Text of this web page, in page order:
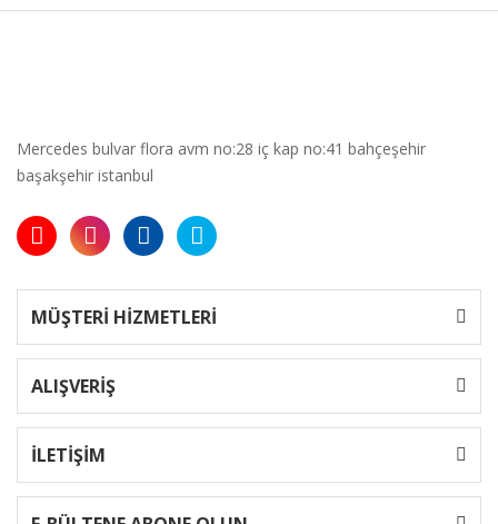
Mercedes bulvar flora avm no:28 iç kap no:41 bahçeşehir
başakşehir istanbul
MÜŞTERİ HİZMETLERİ
ALIŞVERİŞ
İLETİŞİM